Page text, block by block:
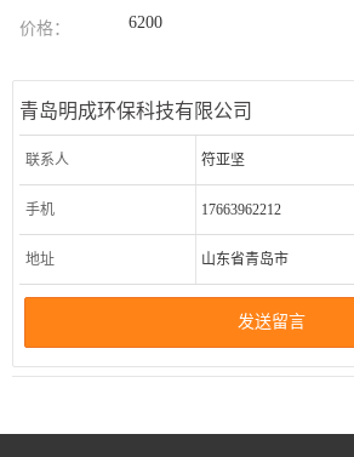
价格： 6200
青岛明成环保科技有限公司
联系人 符亚坚
手机 17663962212
地址 山东省青岛市
发送留言